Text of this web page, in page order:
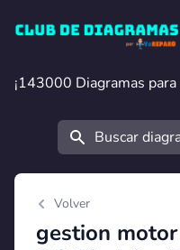
Club de Diagramas
¡143000 Diagramas para
¡143000 Diagramas para
Buscar
Volver
gestion